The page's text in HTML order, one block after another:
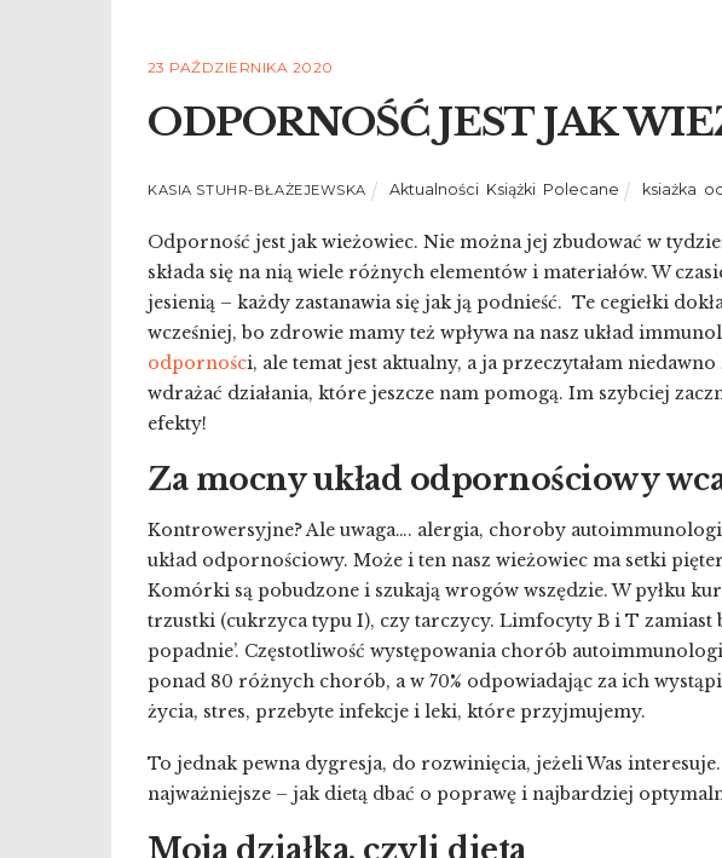
23 PAŹDZIERNIKA 2020
ODPORNOŚĆ JEST JAK
KASIA STUHR-BŁAŻEJEWSKA Aktualności Książki Polecane ksiażka
Odporność jest jak wieżowiec. Nie można jej zbudować w
składa się na nią wiele różnych elementów i materiałów. W
jesienią – każdy zastanawia się jak ją podnieść. Te cegiełki
wcześniej, bo zdrowie mamy też wpływa na nasz układ
odporności, ale temat jest aktualny, a ja przeczytałam
wdrażać działania, które jeszcze nam pomogą. Im szybciej
efekty!
Za mocny układ odpornościowy
Kontrowersyjne? Ale uwaga…. alergia, choroby
układ odpornościowy. Może i ten nasz wieżowiec ma setki
Komórki są pobudzone i szukają wrogów wszędzie. W pyłku
trzustki (cukrzyca typu I), czy tarczycy. Limfocyty B i T zamiast
popadnie’. Częstotliwość występowania chorób
ponad 80 różnych chorób, a w 70% odpowiadając za ich
życia, stres, przebyte infekcje i leki, które przyjmujemy.
To jednak pewna dygresja, do rozwinięcia, jeżeli Was
najważniejsze – jak dietą dbać o poprawę i najbardziej
Moja działka, czyli dieta